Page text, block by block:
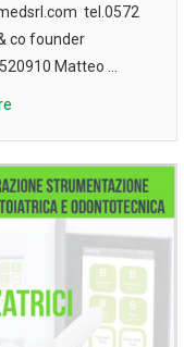
tel.0572
co founder
Matteo ...